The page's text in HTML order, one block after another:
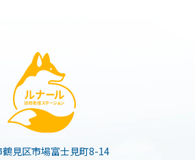
鶴見区市場富士見町8-14